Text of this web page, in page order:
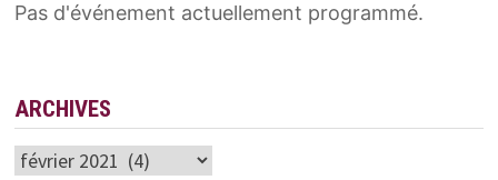
Pas d'événement actuellement programmé.
ARCHIVES
Archives